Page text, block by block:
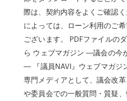
際は、契約内容をよくご確認
によっては、ローン利用のご
ございます。 PDFファイルの
ら ウェブマガジン ―議会の今
― 『議員NAVI』ウェブマガジ
専門メディアとして、議会改
や委員会での一般質問・質疑